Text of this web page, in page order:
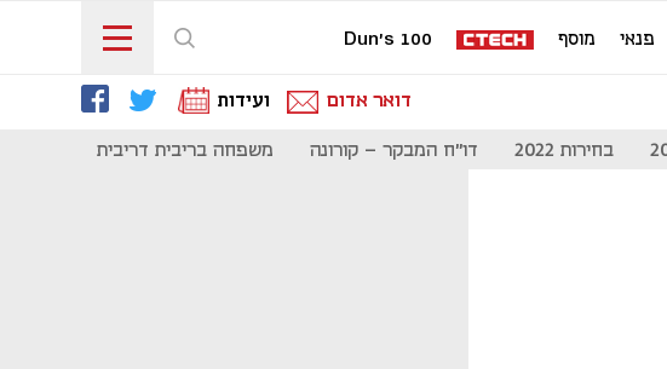
פנאי מוסף Dun's 100
דואר אדום ועידות
בחירות 2022 דו"ח המבקר - קורונה משפחה בריבית דריבית